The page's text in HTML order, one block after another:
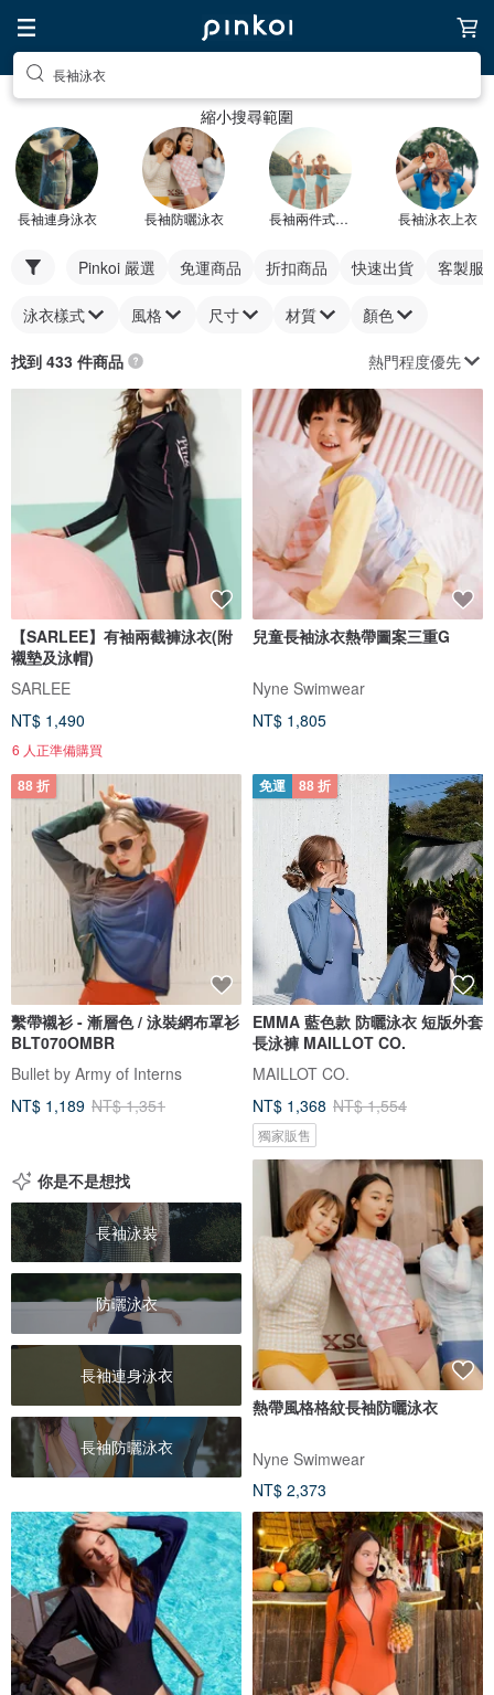
長袖泳衣
縮小搜尋範圍
長袖連身泳衣 長袖防曬泳衣 長袖兩件式泳衣 長袖泳衣上衣
Pinkoi 嚴選 免運商品 折扣商品 快速出貨 客製服
泳衣樣式 風格 尺寸 材質 顏色
找到 433 件商品 熱門程度優先
【SARLEE】有袖兩截褲泳衣(附
襯墊及泳帽)
SARLEE
NT$ 1,490
6 人正準備購買
兒童長袖泳衣熱帶圖案三重G
Nyne Swimwear
NT$ 1,805
88 折
繫帶襯衫 - 漸層色 / 泳裝網布罩衫
BLT070OMBR
Bullet by Army of Interns
NT$ 1,189 NT$ 1,351
免運 88 折
EMMA 藍色款 防曬泳衣 短版外套
長泳褲 MAILLOT CO.
MAILLOT CO.
NT$ 1,368 NT$ 1,554
獨家販售
你是不是想找
長袖泳裝
防曬泳衣
長袖連身泳衣
長袖防曬泳衣
熱帶風格格紋長袖防曬泳衣
Nyne Swimwear
NT$ 2,373